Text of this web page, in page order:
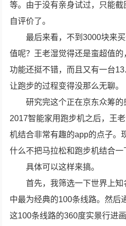
等。由于没有亲身试过，只能
自评价了。
最后来看，不到3000块来
值呢？王老湿觉得还是蛮超值
功能还挺不错，而且又有一台
让跑步的过程变得没那么无聊。
研究完这个正在京东众筹
2017智能家用跑步机之后，王
机结合非常有趣的app的点子。
什么不把马拉松和跑步机结合一
具体可以这样来搞。
首先，我筛选一下世界上
中最为经典的100条线路。然后
这100条线路的360度实景行进